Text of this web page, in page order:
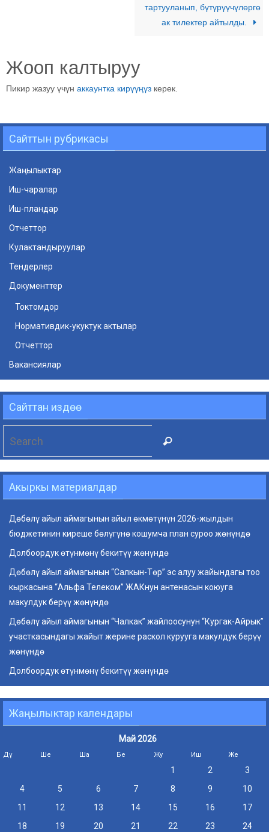
тартууланып, бүтүрүүчүлөргө
ак тилектер айтылды.
Жооп калтыруу
Пикир жазуу үчүн аккаунтка кирүүңүз керек.
Сайттын рубрикасы
Жаңылыктар
Иш-чаралар
Иш-пландар
Отчеттор
Кулактандыруулар
Тендерлер
Документтер
Токтомдор
Нормативдик-укуктук актылар
Отчеттор
Вакансиялар
Сайттан издөө
Search
Акыркы материалдар
Дөбөлү айыл аймагынын айыл өкмөтүнүн 2026-жылдын
бюджетинин киреше бөлүгүнө кошумча план суроо жөнүндө
Долбоордук өтүнмөнү бекитүү жөнүндө
Дөбөлү айыл аймагынын “Салкын-Төр” эс алуу жайындагы тоо
кыркасына “Альфа Телеком” ЖАКнун антенасын коюуга
макулдук берүү жөнүндө
Дөбөлү айыл аймагынын “Чалкак” жайлоосунун “Кургак-Айрык”
участкасындагы жайыт жерине раскол курууга макулдук берүү
жөнүндө
Долбоордук өтүнмөнү бекитүү жөнүндө
Жаңылыктар календары
Май 2026
Дү Ше Ша Бе Жу Иш Же
1 2
3
4
5 6 7 8 9
10
11
12 13 14 15 16
17
18
19 20 21 22 23
24